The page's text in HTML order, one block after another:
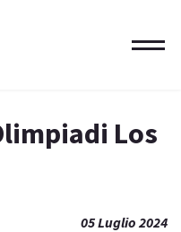
Los
05 Luglio 2024